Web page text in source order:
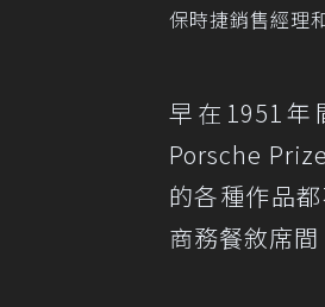
保時捷銷售經理
早在1951年
Porsche
的各種作品
商務餐敘席